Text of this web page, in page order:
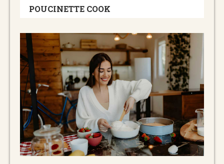
POUCINETTE COOK